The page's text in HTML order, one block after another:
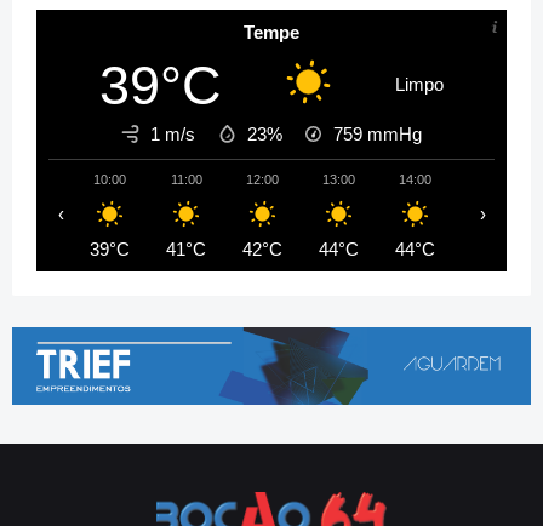
Tempe
39°C Limpo
1 m/s 23% 759 mmHg
10:00
39°C
11:00
41°C
12:00
42°C
13:00
44°C
14:00
44°C
‹ ›